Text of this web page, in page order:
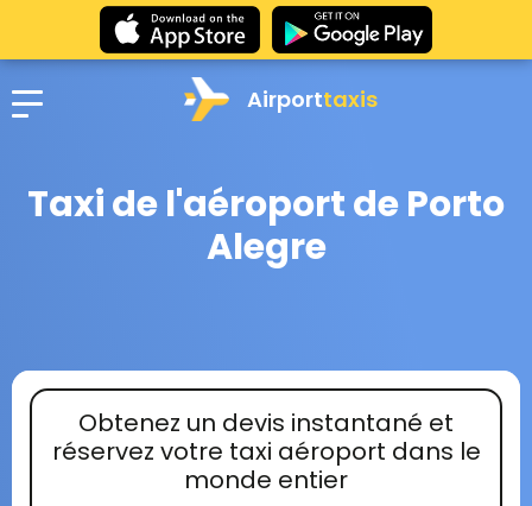
Airporttaxis
Taxi de l'aéroport de Porto
Alegre
Obtenez un devis instantané et
réservez votre taxi aéroport dans le
monde entier